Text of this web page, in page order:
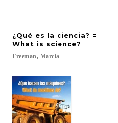
¿Qué es la ciencia? =
What is science?
Freeman, Marcia